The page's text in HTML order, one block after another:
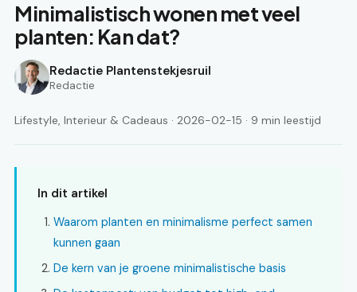
Minimalistisch wonen met veel
planten: Kan dat?
Redactie Plantenstekjesruil
Redactie
Lifestyle, Interieur & Cadeaus · 2026-02-15 · 9 min leestijd
In dit artikel
Waarom planten en minimalisme perfect samen
kunnen gaan
De kern van je groene minimalistische basis